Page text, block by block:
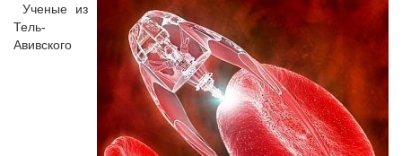
Ученые из
Тель-
Авивского